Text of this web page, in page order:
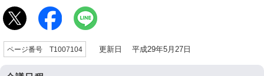
ページ番号 T1007104 更新日 平成29年5月27日